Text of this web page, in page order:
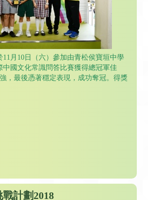
月10日（六）參加由青松侯寶垣中學
中國文化常識問答比賽獲得總冠軍佳
，最後憑著穩定表現，成功奪冠。得獎
計劃2018